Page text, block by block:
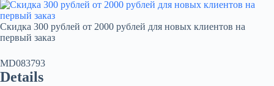
Скидка 300 рублей от 2000 рублей для новых клиентов на
первый заказ
MD083793
Details